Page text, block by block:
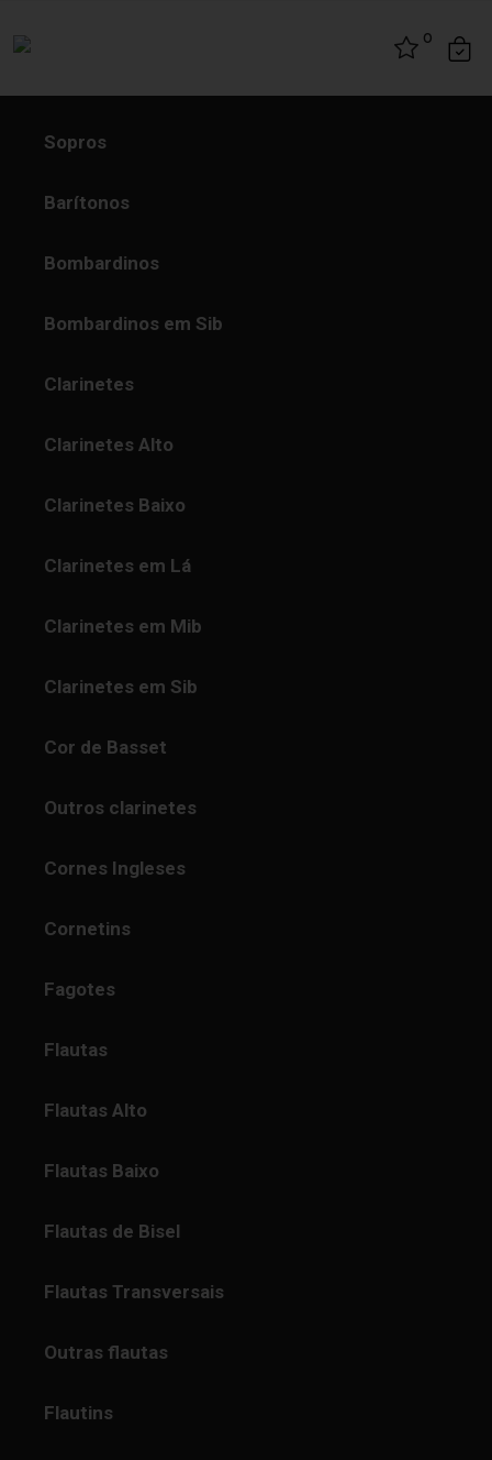
0
Sopros
Barítonos
Bombardinos
Bombardinos em Sib
Clarinetes
Clarinetes Alto
Clarinetes Baixo
Clarinetes em Lá
Clarinetes em Mib
Clarinetes em Sib
Cor de Basset
Outros clarinetes
Cornes Ingleses
Cornetins
Fagotes
Flautas
Flautas Alto
Flautas Baixo
Flautas de Bisel
Flautas Transversais
Outras flautas
Flautins